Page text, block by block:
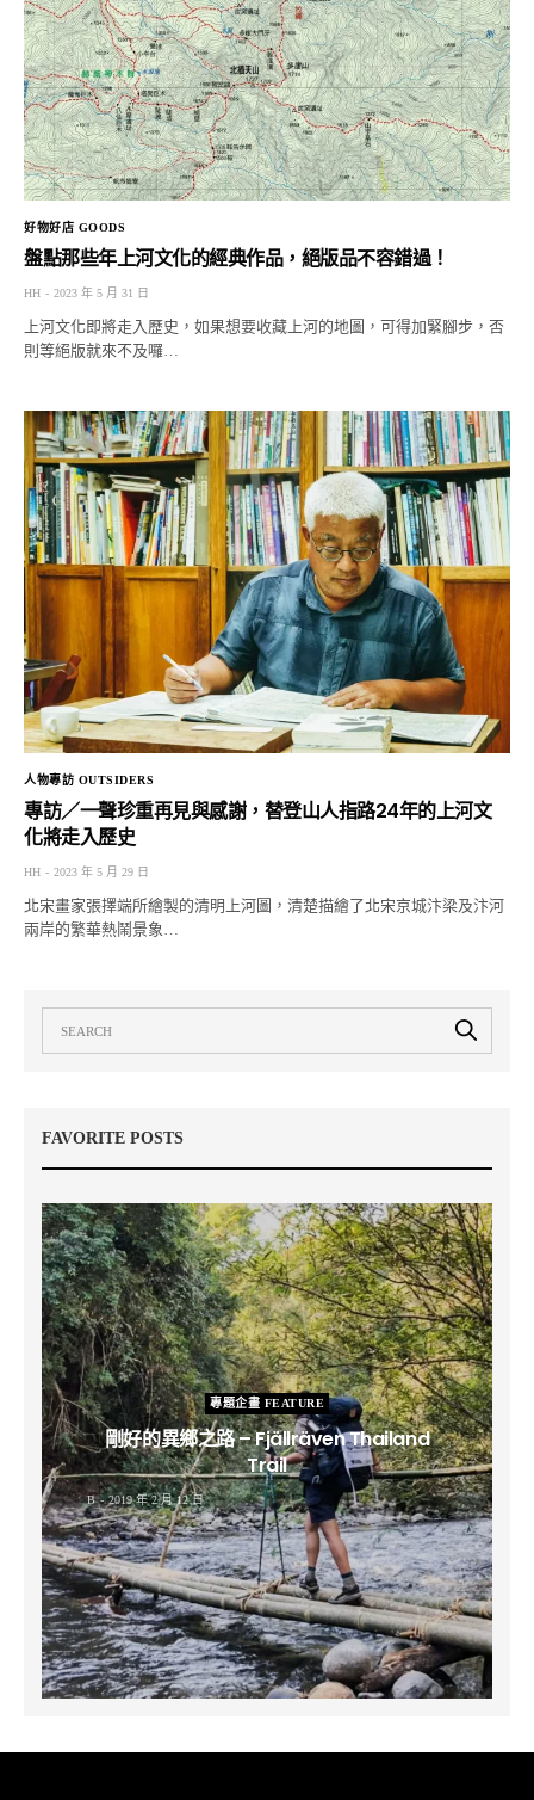
好物好店 GOODS
盤點那些年上河文化的經典作品，絕版品不容錯過！
HH 2023 年 5 月 31 日
上河文化即將走入歷史，如果想要收藏上河的地圖，可得加緊腳步，否
則等絕版就來不及囉…
人物專訪 OUTSIDERS
專訪／一聲珍重再見與感謝，替登山人指路24年的上河文
化將走入歷史
HH 2023 年 5 月 29 日
北宋畫家張擇端所繪製的清明上河圖，清楚描繪了北宋京城汴梁及汴河
兩岸的繁華熱鬧景象…
FAVORITE POSTS
專題企畫 FEATURE
剛好的異鄉之路 – Fjällräven Thailand
Trail
B 2019 年 2 月 12 日